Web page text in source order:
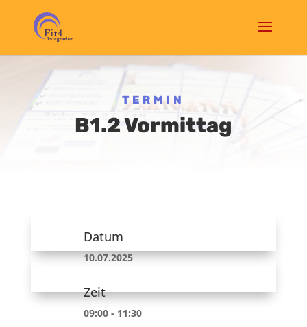
TERMIN
B1.2 Vormittag
Datum
10.07.2025
Zeit
09:00 - 11:30